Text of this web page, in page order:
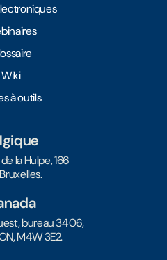
Wiki
à outils
la Hulpe, 166
bureau 3406,
M4W 3E2.